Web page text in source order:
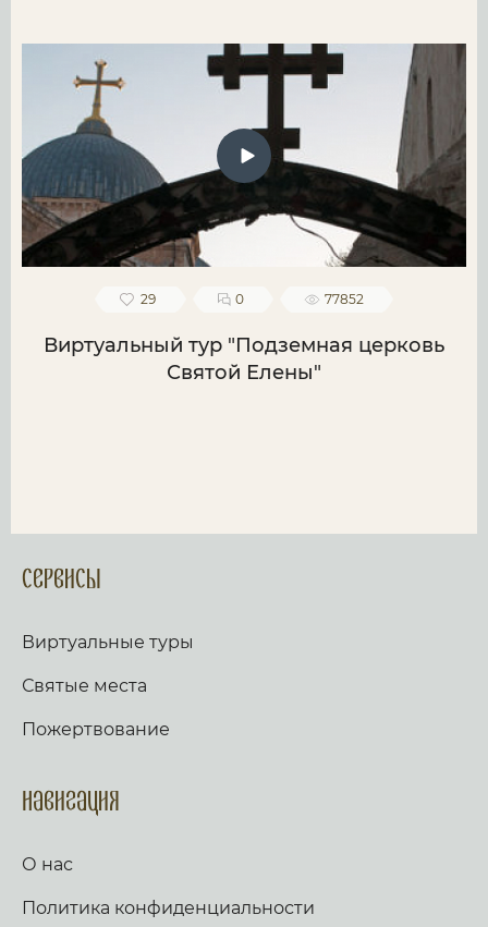
29 0 77852
Виртуальный тур "Подземная церковь
Святой Елены"
Сервисы
Виртуальные туры
Святые места
Пожертвование
Навигация
О нас
Политика конфиденциальности